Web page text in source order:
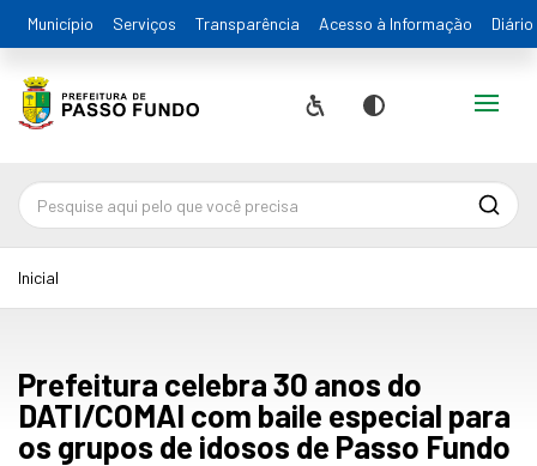
Município Serviços Transparência Acesso à Informação
Acessibilidade
Contraste
Alternar
Inicial
Prefeitura celebra 30 anos do
DATI/COMAI com baile especial para
os grupos de idosos de Passo Fundo